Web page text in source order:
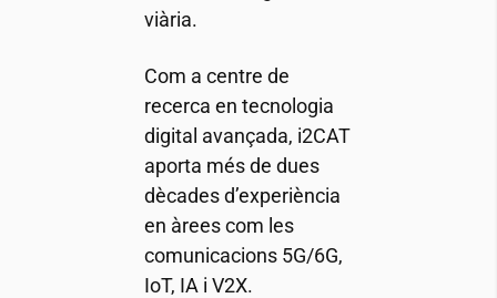
viària.
Com a centre de
recerca en tecnologia
digital avançada, i2CAT
aporta més de dues
dècades d’experiència
en àrees com les
comunicacions 5G/6G,
IoT, IA i V2X.